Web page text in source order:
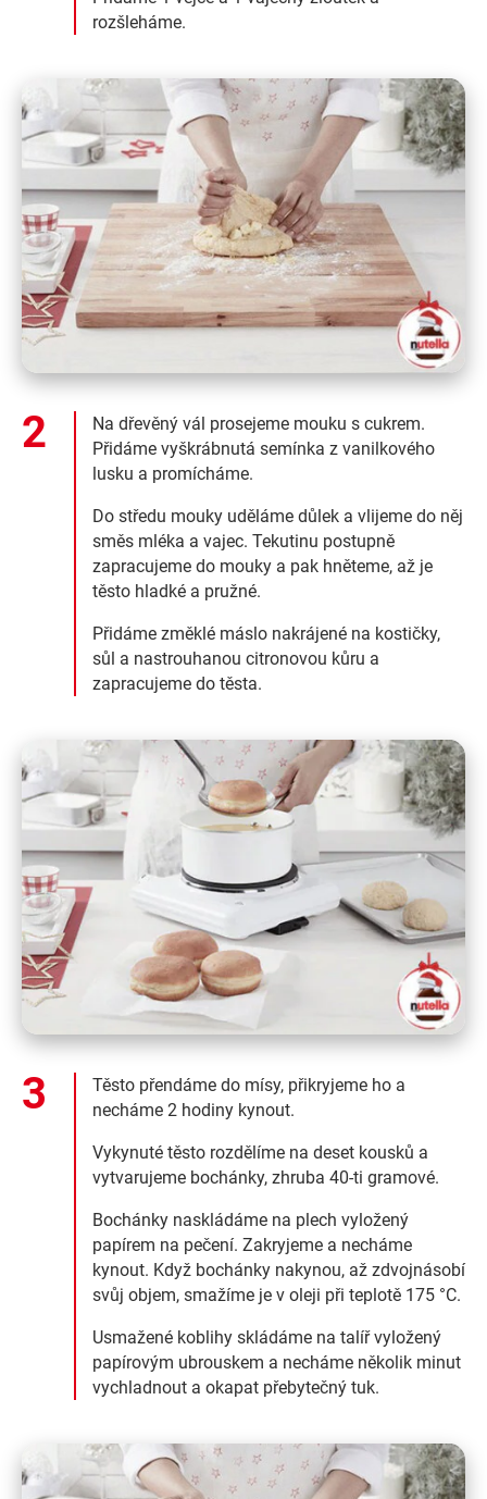
rozšleháme.
Na dřevěný vál prosejeme mouku s cukrem.
Přidáme vyškrábnutá semínka z vanilkového
lusku a promícháme.
Do středu mouky uděláme důlek a vlijeme do něj
směs mléka a vajec. Tekutinu postupně
zapracujeme do mouky a pak hněteme, až je
těsto hladké a pružné.
Přidáme změklé máslo nakrájené na kostičky,
sůl a nastrouhanou citronovou kůru a
zapracujeme do těsta.
Těsto přendáme do mísy, přikryjeme ho a
necháme 2 hodiny kynout.
Vykynuté těsto rozdělíme na deset kousků a
vytvarujeme bochánky, zhruba 40-ti gramové.
Bochánky naskládáme na plech vyložený
papírem na pečení. Zakryjeme a necháme
kynout. Když bochánky nakynou, až zdvojnásobí
svůj objem, smažíme je v oleji při teplotě 175 °C.
Usmažené koblihy skládáme na talíř vyložený
papírovým ubrouskem a necháme několik minut
vychladnout a okapat přebytečný tuk.